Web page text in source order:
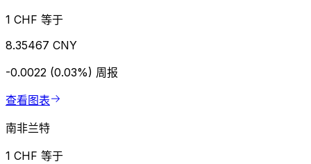
1 CHF 等于
8.35467 CNY
-0.0022 (0.03%) 周报
查看图表
南非兰特
1 CHF 等于